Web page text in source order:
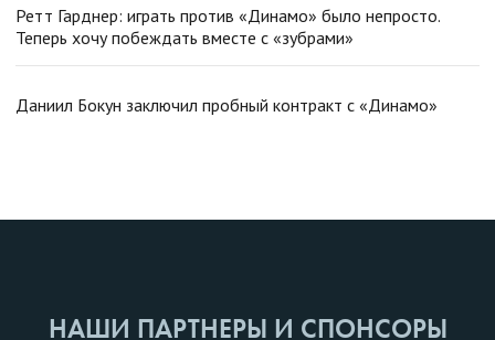
Ретт Гарднер: играть против «Динамо» было непросто.
Теперь хочу побеждать вместе с «зубрами»
Даниил Бокун заключил пробный контракт с «Динамо»
НАШИ ПАРТНЕРЫ И СПОНСОРЫ